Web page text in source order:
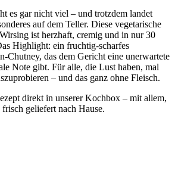
es gar nicht viel – und trotzdem landet
auf dem Teller. Diese vegetarische
ist herzhaft, cremig und in nur 30
Highlight: ein fruchtig-scharfes
Chutney, das dem Gericht eine unerwartete
Note gibt. Für alle, die Lust haben, mal
– und das ganz ohne Fleisch.
direkt in unserer Kochbox – mit allem,
geliefert nach Hause.